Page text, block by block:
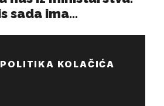
POLITIKA KOLAČIĆA